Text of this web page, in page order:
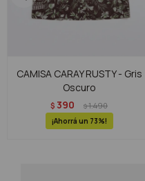
CAMISA CARAY RUSTY - Gris
Oscuro
$ 390 $1.490
73